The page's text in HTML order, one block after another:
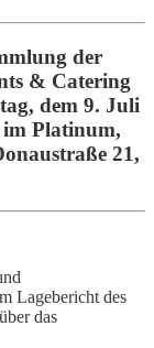
der
& Catering
dem 9. Juli
Platinum,
21,
Lagebericht des
das